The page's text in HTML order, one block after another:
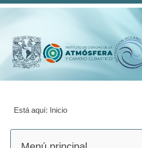
Está aquí: Inicio